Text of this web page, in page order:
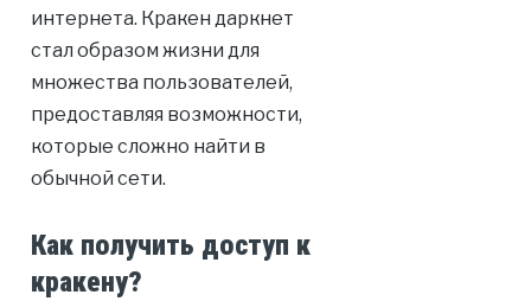
интернета. Кракен даркнет
стал образом жизни для
множества пользователей,
предоставляя возможности,
которые сложно найти в
обычной сети.
Как получить доступ к
кракену?